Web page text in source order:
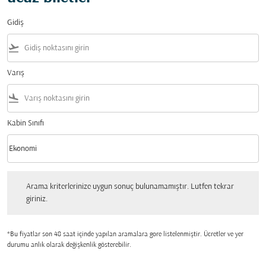
Gidiş
flight_takeoff
Varış
flight_land
Kabin Sınıfı
Kabin Sınıfı option Ekonomi Selected
Ekonomi
keyboard_arrow_down
Arama kriterlerinize uygun sonuç bulunamamıştır. Lutfen tekrar
giriniz.
*Bu fiyatlar son 48 saat içinde yapılan aramalara gore listelenmiştir. Ücretler ve yer
durumu anlık olarak değişkenlik gösterebilir.